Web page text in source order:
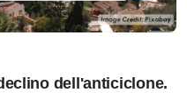
dell'anticiclone.